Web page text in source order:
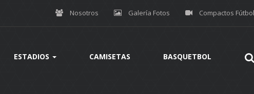
Nosotros Galería Fotos Compactos Fútbol
ESTADIOS CAMISETAS BASQUETBOL